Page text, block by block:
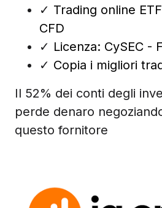
✓ Trading online
CFD
✓ Licenza: CySEC -
✓ Copia i migliori
Il 52% dei conti degli
perde denaro
questo fornitore